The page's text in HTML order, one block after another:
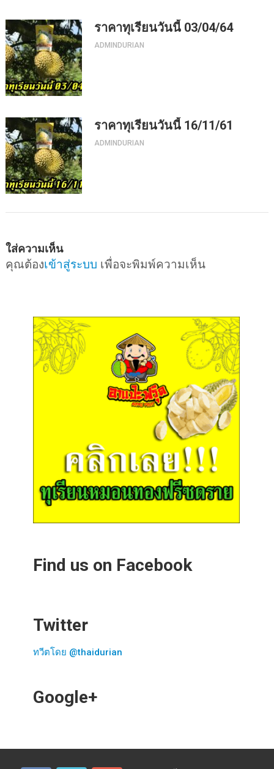
ราคาทุเรียนวันนี้ 03/04/64
ADMINDURIAN
ราคาทุเรียนวันนี้ 16/11/61
ADMINDURIAN
ใส่ความเห็น
คุณต้องเข้าสู่ระบบ เพื่อจะพิมพ์ความเห็น
Find us on Facebook
Twitter
ทวีตโดย @thaidurian
Google+